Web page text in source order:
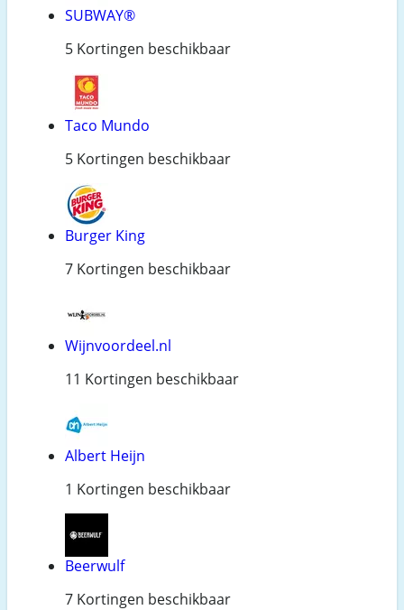
SUBWAY®
5 Kortingen beschikbaar
Taco Mundo
5 Kortingen beschikbaar
Burger King
7 Kortingen beschikbaar
Wijnvoordeel.nl
11 Kortingen beschikbaar
Albert Heijn
1 Kortingen beschikbaar
Beerwulf
7 Kortingen beschikbaar